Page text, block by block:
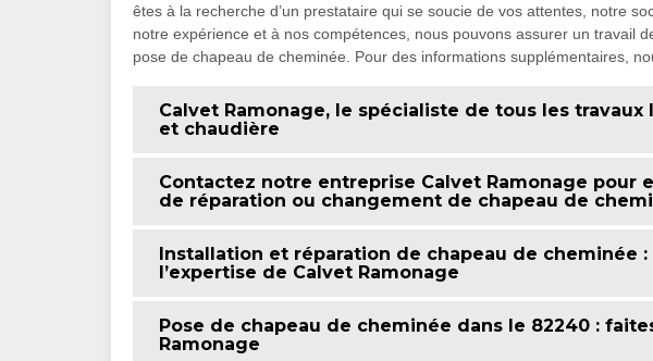
êtes à la recherche d’un prestataire qui se soucie de vos attentes, notre
notre expérience et à nos compétences, nous pouvons assurer un travail
pose de chapeau de cheminée. Pour des informations supplémentaires,
Calvet Ramonage, le spécialiste de tous les travaux
et chaudière
Contactez notre entreprise Calvet Ramonage pour
de réparation ou changement de chapeau de
Installation et réparation de chapeau de cheminée :
l’expertise de Calvet Ramonage
Pose de chapeau de cheminée dans le 82240 :
Ramonage